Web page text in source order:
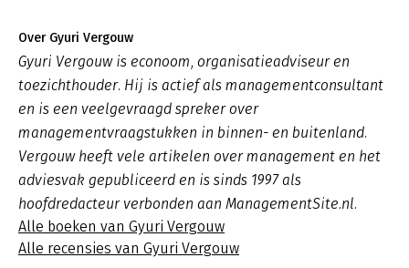
Over Gyuri Vergouw
Gyuri Vergouw is econoom, organisatieadviseur en
toezichthouder. Hij is actief als managementconsultant
en is een veelgevraagd spreker over
managementvraagstukken in binnen- en buitenland.
Vergouw heeft vele artikelen over management en het
adviesvak gepubliceerd en is sinds 1997 als
hoofdredacteur verbonden aan ManagementSite.nl.
Alle boeken van Gyuri Vergouw
Alle recensies van Gyuri Vergouw